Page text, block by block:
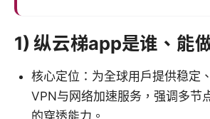
1) 纵云梯app是谁、能
核心定位：为全球用户提供稳定
VPN与网络加速服务，强调多节